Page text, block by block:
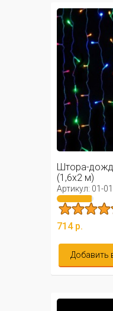
Штора-
(1,6х2 м)
Артикул: 01-
714 р.
Добавить